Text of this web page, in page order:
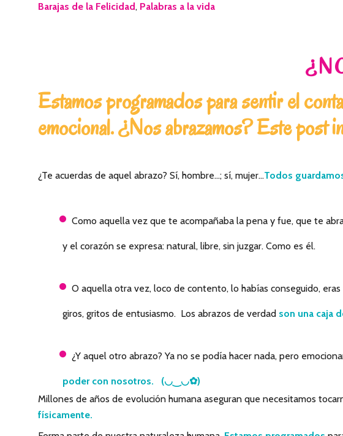
Barajas de la Felicidad, Palabras a la vida
Estamos programados para sentir el
emocional. ¿Nos abrazamos? Este post
¿Te acuerdas de aquel abrazo? Sí, hombre…; sí, mujer…Todos
Como aquella vez que te acompañaba la pena y fue, que te
y el corazón se expresa: natural, libre, sin juzgar. Como es él.
O aquella otra vez, loco de contento, lo habías conseguido,
giros, gritos de entusiasmo. Los abrazos de verdad son una caja
¿Y aquel otro abrazo? Ya no se podía hacer nada, pero
poder con nosotros. (◡‿◡✿)
Millones de años de evolución humana aseguran que necesitamos
físicamente.